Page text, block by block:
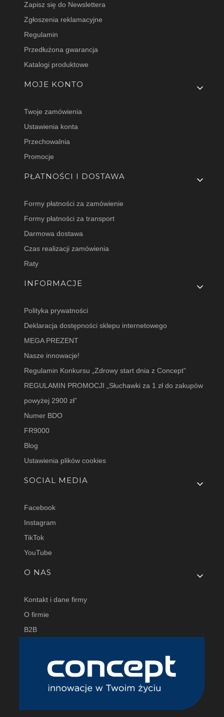
Zapisz się do Newslettera
Zgłoszenia reklamacyjne
Regulamin
Przedłużona gwarancja
Katalogi produktowe
MOJE KONTO
Twoje zamówienia
Ustawienia konta
Przechowalnia
Promocje
PŁATNOŚCI I DOSTAWA
Formy płatności za zamówienie
Formy płatności za transport
Darmowa dostawa
Czas realizacji zamówienia
Raty
INFORMACJE
Polityka prywatności
Deklaracja dostępności sklepu internetowego
MEGA PREZENT
Nasze innowacje!
Regulamin Konkursu „Zdrowy start dnia z Concept”
REGULAMIN PROMOCJI „Słuchawki za 1 zł do zakupów
powyżej 2900 zł”
Numer BDO
FR9000
Blog
Ustawienia plików cookies
SOCIAL MEDIA
Facebook
Instagram
TikTok
YouTube
O NAS
Kontakt i dane firmy
O firmie
B2B